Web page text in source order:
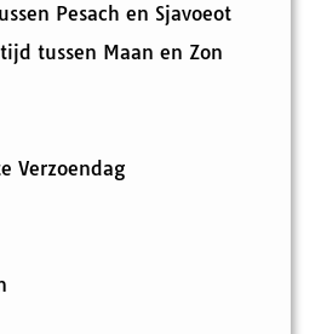
Pesach en Sjavoeot
tussen Maan en Zon
Verzoendag